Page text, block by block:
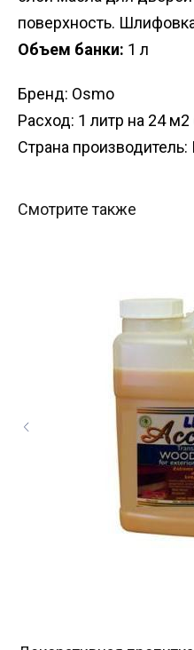
поверхность.
Объем банки: 1 л
Бренд: Osmo
Расход: 1 литр на 24
Страна производитель:
Смотрите также